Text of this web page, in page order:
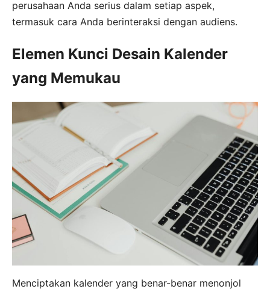
perusahaan Anda serius dalam setiap aspek,
termasuk cara Anda berinteraksi dengan audiens.
Elemen Kunci Desain Kalender
yang Memukau
Menciptakan kalender yang benar-benar menonjol